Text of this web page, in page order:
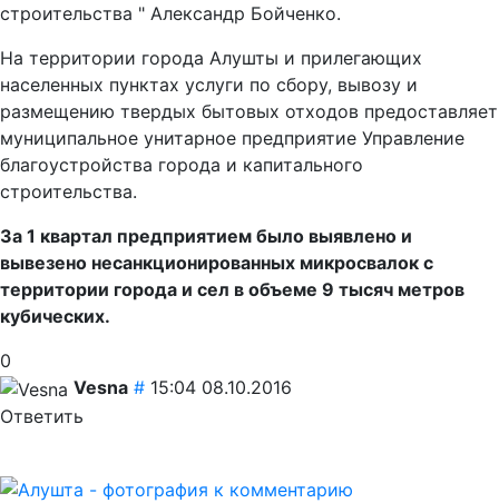
строительства " Александр Бойченко.
На территории города Алушты и прилегающих
населенных пунктах услуги по сбору, вывозу и
размещению твердых бытовых отходов предоставляет
муниципальное унитарное предприятие Управление
благоустройства города и капитального
строительства.
За 1 квартал предприятием было выявлено и
вывезено несанкционированных микросвалок с
территории города и сел в объеме 9 тысяч метров
кубических.
0
Vesna # 15:04 08.10.2016
Ответить